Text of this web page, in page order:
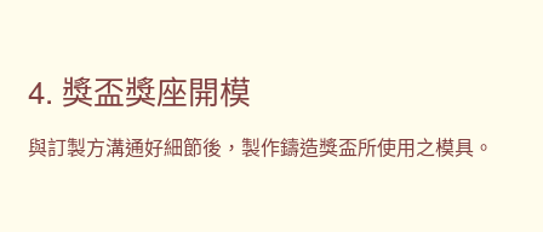
4. 獎盃獎座開模
與訂製方溝通好細節後，製作鑄造獎盃所使用之模具。